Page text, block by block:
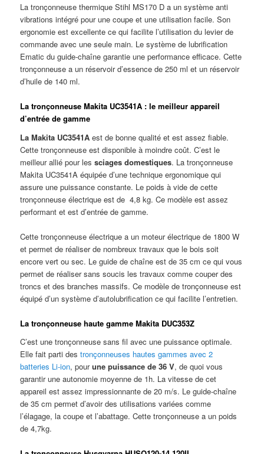
La tronçonneuse thermique Stihl MS170 D a un système anti
vibrations intégré pour une coupe et une utilisation facile. Son
ergonomie est excellente ce qui facilite l’utilisation du levier de
commande avec une seule main. Le système de lubrification
Ematic du guide-chaîne garantie une performance efficace. Cette
tronçonneuse a un réservoir d’essence de 250 ml et un réservoir
d’huile de 140 ml.
La tronçonneuse Makita UC3541A : le meilleur appareil
d’entrée de gamme
La Makita UC3541A est de bonne qualité et est assez fiable.
Cette tronçonneuse est disponible à moindre coût. C’est le
meilleur allié pour lessciages domestiques. La tronçonneuse
Makita UC3541A équipée d’une technique ergonomique qui
assure une puissance constante. Le poids à vide de cette
tronçonneuse électrique est de 4,8 kg. Ce modèle est assez
performant et est d’entrée de gamme.
Cette tronçonneuse électrique a un moteur électrique de 1800 W
et permet de réaliser de nombreux travaux que le bois soit
encore vert ou sec. Le guide de chaîne est de 35 cm ce qui vous
permet de réaliser sans soucis les travaux comme couper des
troncs et des branches massifs. Ce modèle de tronçonneuse est
équipé d’un système d’autolubrification ce qui facilite l’entretien.
La tronçonneuse haute gamme Makita DUC353Z
C’est une tronçonneuse sans fil avec une puissance optimale.
Elle fait parti destronçonneuses hautes gammes avec 2
batteries Li-ion, pourune puissance de 36 V, de quoi vous
garantir une autonomie moyenne de 1h. La vitesse de cet
appareil est assez impressionnante de 20 m/s. Le guide-chaîne
de 35 cm permet d’avoir des utilisations variées comme
l’élagage, la coupe et l’abattage. Cette tronçonneuse a un poids
de 4,7kg.